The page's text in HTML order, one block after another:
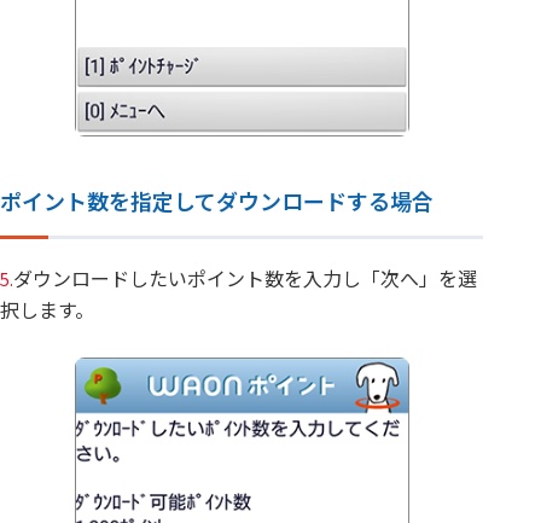
ポイント数を指定してダウンロードする場合
5.ダウンロードしたいポイント数を入力し「次へ」を選
択します。